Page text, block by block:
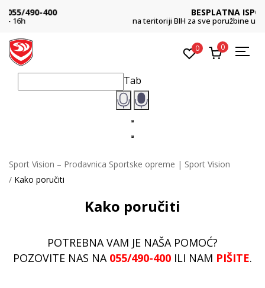
BESPLATNA ISPORUKA
na teritoriji BIH za sve poružbine u vrijednosti preko 99 KM
0 0
Tab
Sport Vision – Prodavnica Sportske opreme | Sport Vision
Kako poručiti
Kako poručiti
POTREBNA VAM JE NAŠA POMOĆ?
POZOVITE NAS NA 055/490-400 ILI NAM PIŠITE.